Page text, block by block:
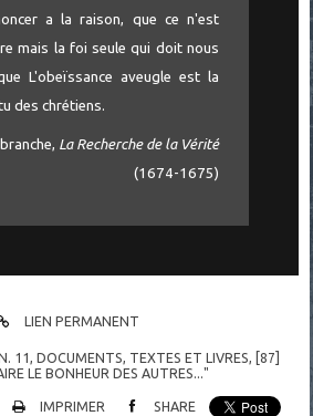
a la raison, que ce n'est
mais la foi seule qui doit nous
L'obeïssance aveugle est la
des chrétiens.
La Recherche de la Vérité
(1674-1675)
LIEN PERMANENT
11 ,DOCUMENTS TEXTES ET LIVRES
[87]
LE BONHEUR DES AUTRES..."
IMPRIMER SHARE